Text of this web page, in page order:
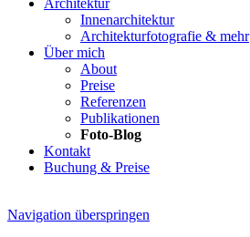
Architektur
Innenarchitektur
Architekturfotografie & mehr
Über mich
About
Preise
Referenzen
Publikationen
Foto-Blog
Kontakt
Buchung & Preise
Navigation überspringen